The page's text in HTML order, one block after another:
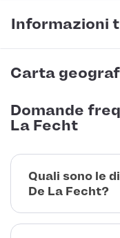
Informazioni
Carta
Domande
La Fecht
Quali sono le
De La Fecht?